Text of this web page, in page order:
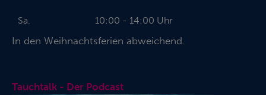
Sa. 10:00 - 14:00 Uhr
In den Weihnachtsferien abweichend.
Tauchtalk - Der Podcast